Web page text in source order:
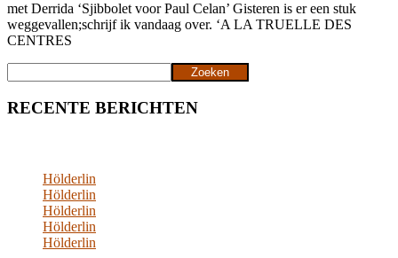
met Derrida ‘Sjibbolet voor Paul Celan’ Gisteren is er een stuk
weggevallen;schrijf ik vandaag over. ‘A LA TRUELLE DES
CENTRES
Zoeken
RECENTE BERICHTEN
Hölderlin
Hölderlin
Hölderlin
Hölderlin
Hölderlin